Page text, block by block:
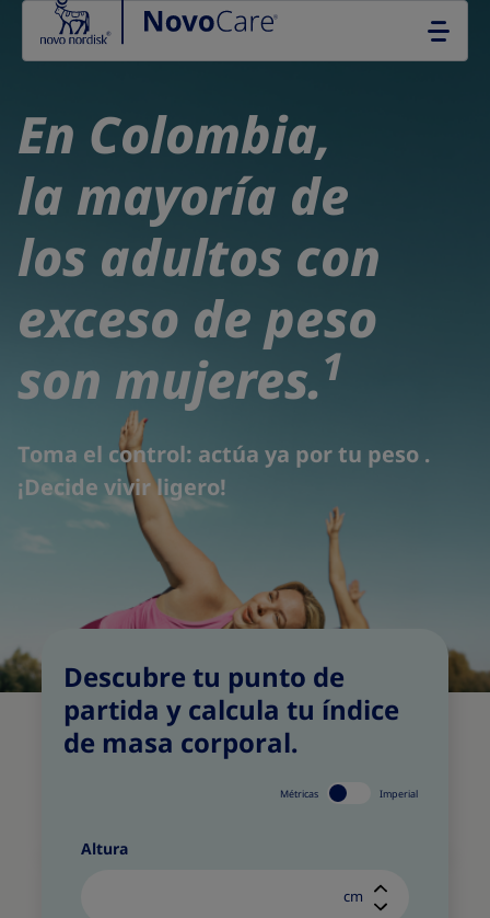
Go to the page content
En Colombia,
la mayoría de
los adultos con
exceso de peso
son mujeres.1
Toma el control: actúa ya por tu peso .
¡Decide vivir ligero!
Descubre tu punto de
partida y calcula tu índice
de masa corporal.
Métricas Imperial
Altura
cm